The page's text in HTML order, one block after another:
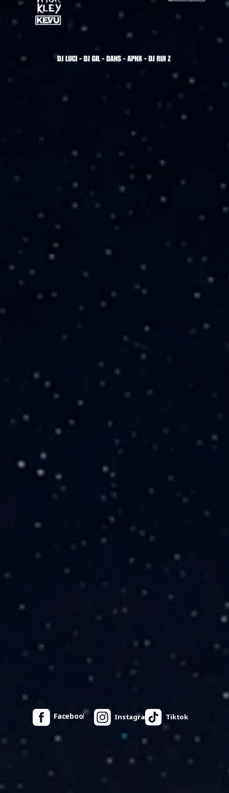
Facebook Instagram Tiktok